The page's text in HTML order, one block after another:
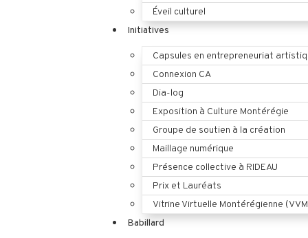
Éveil culturel
Initiatives
Capsules en entrepreneuriat
Connexion CA
Dia-log
Exposition à Culture Montérégie
Groupe de soutien à la création
Maillage numérique
Présence collective à RIDEAU
Prix et Lauréats
Vitrine Virtuelle Montérégienne
Babillard